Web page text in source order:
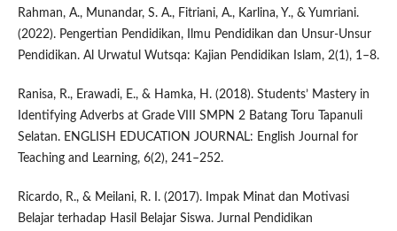
Rahman, A., Munandar, S. A., Fitriani, A., Karlina, Y., & Yumriani.
(2022). Pengertian Pendidikan, Ilmu Pendidikan dan Unsur-Unsur
Pendidikan. Al Urwatul Wutsqa: Kajian Pendidikan Islam, 2(1), 1–8.
Ranisa, R., Erawadi, E., & Hamka, H. (2018). Students’ Mastery in
Identifying Adverbs at Grade VIII SMPN 2 Batang Toru Tapanuli
Selatan. ENGLISH EDUCATION JOURNAL: English Journal for
Teaching and Learning, 6(2), 241–252.
Ricardo, R., & Meilani, R. I. (2017). Impak Minat dan Motivasi
Belajar terhadap Hasil Belajar Siswa. Jurnal Pendidikan